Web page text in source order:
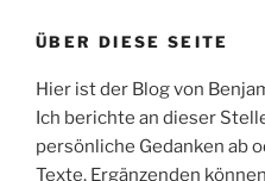
ÜBER DIESE SEITE
Hier ist der Blog von
Ich berichte an dieser
persönliche Gedanken ab
Texte. Ergänzenden